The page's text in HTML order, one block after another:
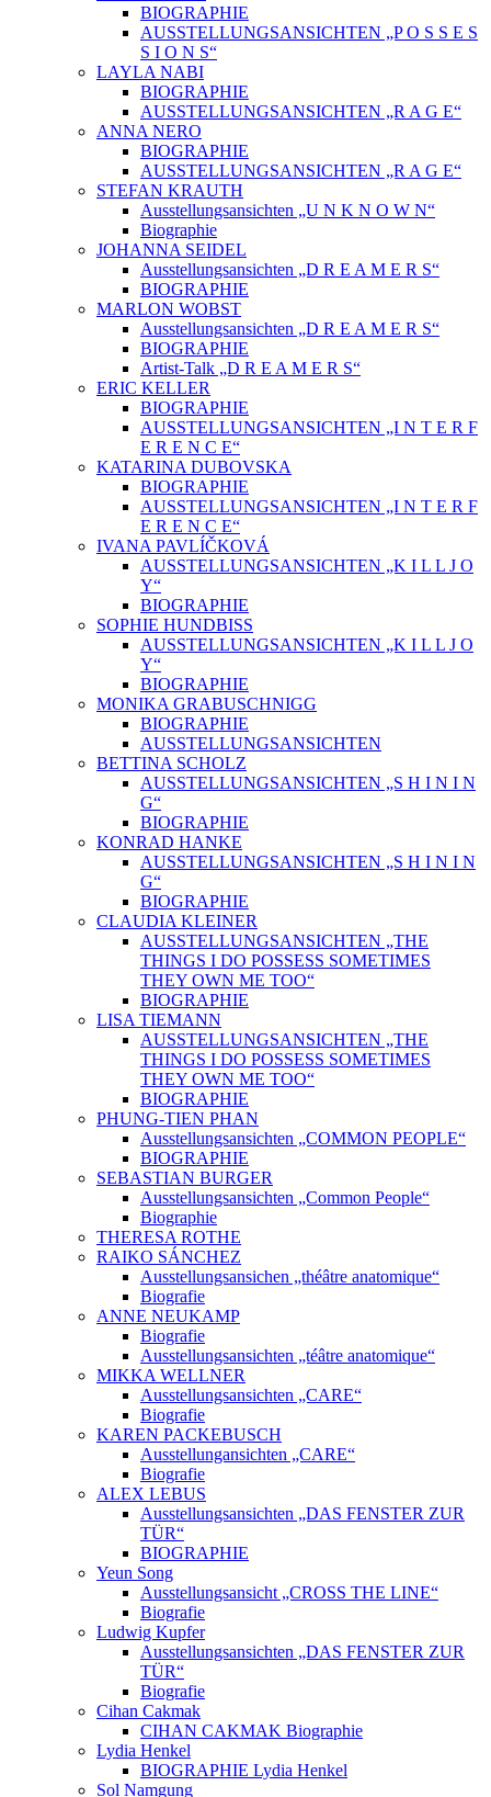
BIOGRAPHIE
AUSSTELLUNGSANSICHTEN „P O S S E S
S I O N S“
LAYLA NABI
BIOGRAPHIE
AUSSTELLUNGSANSICHTEN „R A G E“
ANNA NERO
BIOGRAPHIE
AUSSTELLUNGSANSICHTEN „R A G E“
STEFAN KRAUTH
Ausstellungsansichten „U N K N O W N“
Biographie
JOHANNA SEIDEL
Ausstellungsansichten „D R E A M E R S“
BIOGRAPHIE
MARLON WOBST
Ausstellungsansichten „D R E A M E R S“
BIOGRAPHIE
Artist-Talk „D R E A M E R S“
ERIC KELLER
BIOGRAPHIE
AUSSTELLUNGSANSICHTEN „I N T E R F
E R E N C E“
KATARINA DUBOVSKA
BIOGRAPHIE
AUSSTELLUNGSANSICHTEN „I N T E R F
E R E N C E“
IVANA PAVLÍČKOVÁ
AUSSTELLUNGSANSICHTEN „K I L L J O
Y“
BIOGRAPHIE
SOPHIE HUNDBISS
AUSSTELLUNGSANSICHTEN „K I L L J O
Y“
BIOGRAPHIE
MONIKA GRABUSCHNIGG
BIOGRAPHIE
AUSSTELLUNGSANSICHTEN
BETTINA SCHOLZ
AUSSTELLUNGSANSICHTEN „S H I N I N
G“
BIOGRAPHIE
KONRAD HANKE
AUSSTELLUNGSANSICHTEN „S H I N I N
G“
BIOGRAPHIE
CLAUDIA KLEINER
AUSSTELLUNGSANSICHTEN „THE
THINGS I DO POSSESS SOMETIMES
THEY OWN ME TOO“
BIOGRAPHIE
LISA TIEMANN
AUSSTELLUNGSANSICHTEN „THE
THINGS I DO POSSESS SOMETIMES
THEY OWN ME TOO“
BIOGRAPHIE
PHUNG-TIEN PHAN
Ausstellungsansichten „COMMON PEOPLE“
BIOGRAPHIE
SEBASTIAN BURGER
Ausstellungsansichten „Common People“
Biographie
THERESA ROTHE
RAIKO SÁNCHEZ
Ausstellungsansichen „théâtre anatomique“
Biografie
ANNE NEUKAMP
Biografie
Ausstellungsansichten „téâtre anatomique“
MIKKA WELLNER
Ausstellungsansichten „CARE“
Biografie
KAREN PACKEBUSCH
Ausstellungansichten „CARE“
Biografie
ALEX LEBUS
Ausstellungsansichten „DAS FENSTER ZUR
TÜR“
BIOGRAPHIE
Yeun Song
Ausstellungsansicht „CROSS THE LINE“
Biografie
Ludwig Kupfer
Ausstellungsansichten „DAS FENSTER ZUR
TÜR“
Biografie
Cihan Cakmak
CIHAN CAKMAK Biographie
Lydia Henkel
BIOGRAPHIE Lydia Henkel
Sol Namgung